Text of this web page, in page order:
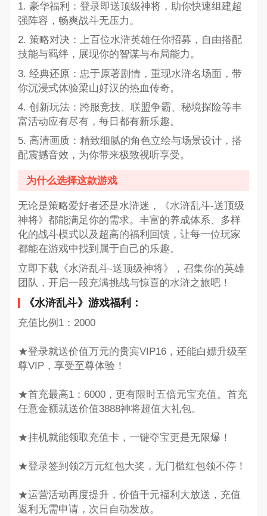
1. 豪华福利：登录即送顶级神将，助你快速组建超
强阵容，畅爽战斗无压力。
2. 策略对决：上百位水浒英雄任你招募，自由搭配
技能与羁绊，展现你的智谋与布局能力。
3. 经典还原：忠于原著剧情，重现水浒名场面，带
你沉浸式体验梁山好汉的热血传奇。
4. 创新玩法：跨服竞技、联盟争霸、秘境探险等丰
富活动应有尽有，每日都有新乐趣。
5. 高清画质：精致细腻的角色立绘与场景设计，搭
配震撼音效，为你带来极致视听享受。
为什么选择这款游戏
无论是策略爱好者还是水浒迷，《水浒乱斗-送顶级
神将》都能满足你的需求。丰富的养成体系、多样
化的战斗模式以及超高的福利回馈，让每一位玩家
都能在游戏中找到属于自己的乐趣。
立即下载《水浒乱斗-送顶级神将》，召集你的英雄
团队，开启一段充满挑战与惊喜的水浒之旅吧！
《水浒乱斗》游戏福利：
充值比例1：2000
★登录就送价值万元的贵宾VIP16，还能白嫖升级至
尊VIP，享受至尊体验！
★首充最高1：6000，更有限时五倍元宝充值。首充
任意金额就送价值3888神将超值大礼包。
★挂机就能领取充值卡，一键夺宝更是无限爆！
★登录签到领2万元红包大奖，无门槛红包领不停！
★运营活动再度提升，价值千元福利大放送，充值
返利无需申请，次日自动发放。